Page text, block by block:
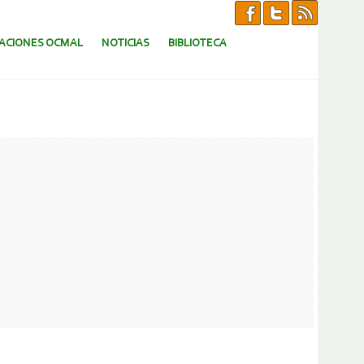
OCMAL NOTICIAS BIBLIOTECA